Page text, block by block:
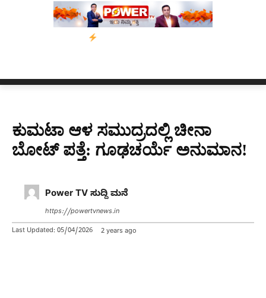
ನ್ಯೂಸ್ ಕಾರ್ಪ್‌ಗೆ ಎಐಯಿಂದ ಸಂಕಷ್ಟ: ಆಸ್ಟ್ರೇಲಿಯಾದಲ್ಲಿ
ಕುಮಟಾ ಆಳ ಸಮುದ್ರದಲ್ಲಿ ಚೀನಾ
ಬೋಟ್ ಪತ್ತೆ: ಗೂಢಚರ್ಯೆ ಅನುಮಾನ!
Power TV ಸುದ್ದಿ ಮನೆ
https://powertvnews.in
Last Updated: 05/04/2026 2 years ago